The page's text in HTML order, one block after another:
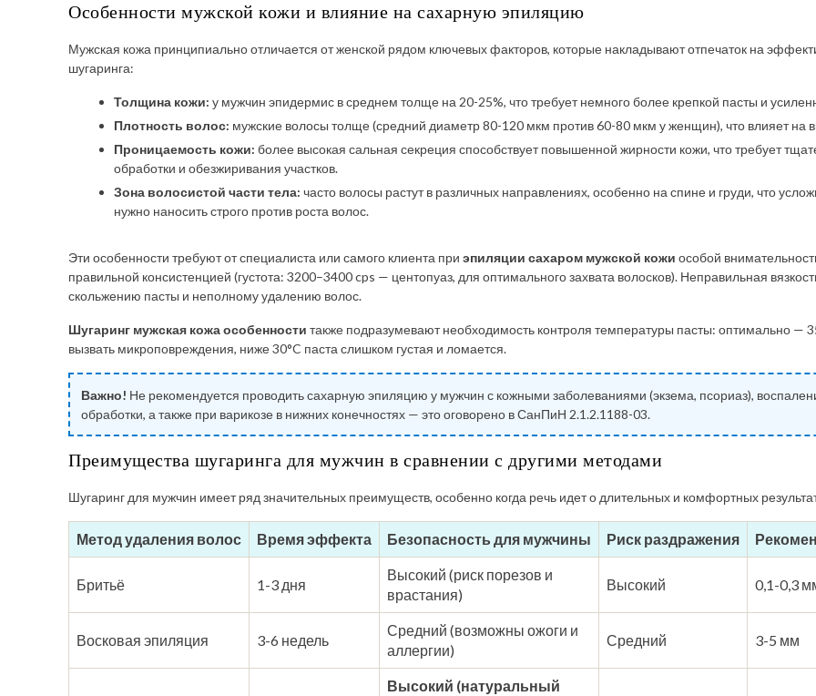
Особенности мужской кожи и влияние на сахарную эпиляцию
Мужская кожа принципиально отличается от женской рядом ключевых факторов, которые накладывают отпечаток на
шугаринга:
Толщина кожи: у мужчин эпидермис в среднем толще на 20-25%, что требует немного более крепкой пасты и
Плотность волос: мужские волосы толще (средний диаметр 80-120 мкм против 60-80 мкм у женщин), что влияет на
Проницаемость кожи: более высокая сальная секреция способствует повышенной жирности кожи, что требует
обработки и обезжиривания участков.
Зона волосистой части тела: часто волосы растут в различных направлениях, особенно на спине и груди, что
нужно наносить строго против роста волос.
Эти особенности требуют от специалиста или самого клиента при эпиляции сахаром мужской кожи особой
правильной консистенцией (густота: 3200–3400 cps — центопуаз, для оптимального захвата волосков). Неправильная
скольжению пасты и неполному удалению волос.
Шугаринг мужская кожа особенности также подразумевают необходимость контроля температуры пасты: оптимально —
вызвать микроповреждения, ниже 30°C паста слишком густая и ломается.
Важно! Не рекомендуется проводить сахарную эпиляцию у мужчин с кожными заболеваниями (экзема, псориаз),
обработки, а также при варикозе в нижних конечностях — это оговорено в СанПиН 2.1.2.1188-03.
Преимущества шугаринга для мужчин в сравнении с другими методами
Шугаринг для мужчин имеет ряд значительных преимуществ, особенно когда речь идет о длительных и комфортных
Метод удаления волос Время эффекта Безопасность для мужчины Риск раздражения
Бритьё 1-3 дня
Высокий (риск порезов и
врастания)
Высокий 0,1-0,3
Восковая эпиляция 3-6 недель
Средний (возможны ожоги и
аллергии)
Средний 3-5 мм
Высокий (натуральный